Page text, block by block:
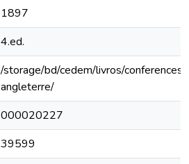
1897
4.ed.
/storage/bd/cedem/livros/
angleterre/
000020227
39599